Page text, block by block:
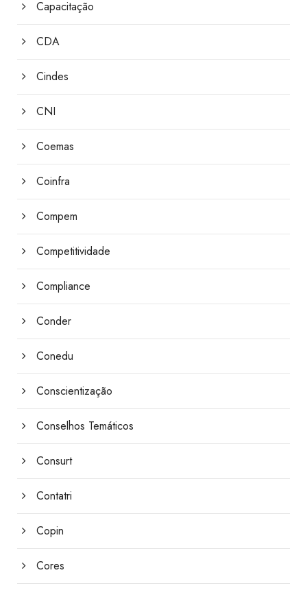
Capacitação
CDA
Cindes
CNI
Coemas
Coinfra
Compem
Competitividade
Compliance
Conder
Conedu
Conscientização
Conselhos Temáticos
Consurt
Contatri
Copin
Cores